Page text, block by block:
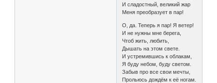
И сладостный, великий жар
Меня преобразует в пар!
О, да. Теперь я пар! Я ветер!
И не нужны мне берега,
Чтоб жить, любить,
Дышать на этом свете.
И устремившись к облакам,
Я буду небом, буду светом.
Забыв про все свои мечты,
Прольюсь дождём к её ногам.